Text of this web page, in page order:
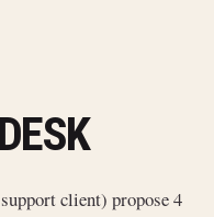
client) propose 4